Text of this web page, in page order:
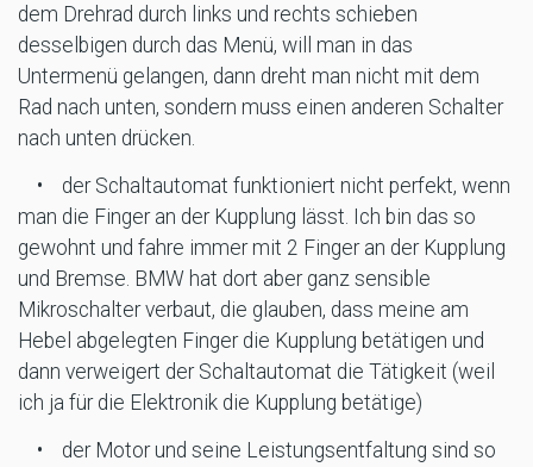
dem Drehrad durch links und rechts schieben
desselbigen durch das Menü, will man in das
Untermenü gelangen, dann dreht man nicht mit dem
Rad nach unten, sondern muss einen anderen Schalter
nach unten drücken.
• der Schaltautomat funktioniert nicht perfekt, wenn
man die Finger an der Kupplung lässt. Ich bin das so
gewohnt und fahre immer mit 2 Finger an der Kupplung
und Bremse. BMW hat dort aber ganz sensible
Mikroschalter verbaut, die glauben, dass meine am
Hebel abgelegten Finger die Kupplung betätigen und
dann verweigert der Schaltautomat die Tätigkeit (weil
ich ja für die Elektronik die Kupplung betätige)
• der Motor und seine Leistungsentfaltung sind so